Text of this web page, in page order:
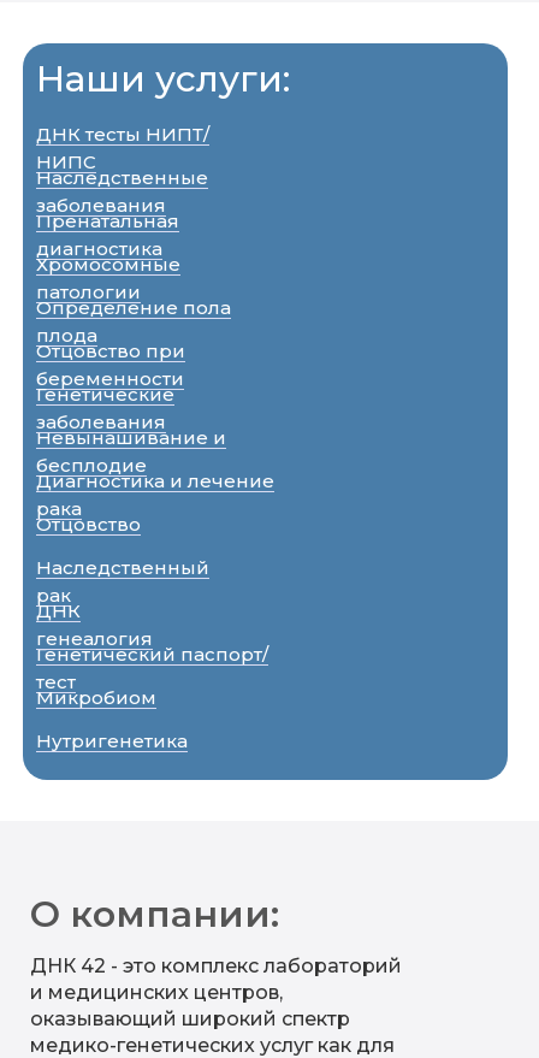
Наши услуги:
ДНК тесты НИПТ/
НИПС
Пренатальная
диагностика
Наследственные
заболевания
Невынашивание и
бесплодие
Хромосомные
патологии
Определение пола
плода
Отцовство при
беременности
Отцовство
Генетические
заболевания
Наследственный
рак
Диагностика и лечение
рака
Генетический паспорт/
тест
ДНК
генеалогия
Нутригенетика
Микробиом
О компании:
ДНК 42 - это комплекс лабораторий
и медицинских центров,
оказывающий широкий спектр
медико-генетических услуг как для